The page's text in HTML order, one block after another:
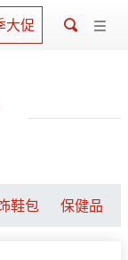
大促
鞋包 保健品